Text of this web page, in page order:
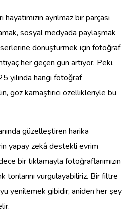
ayrılmaz bir parçası
sosyal medyada paylaşmak
dönüştürmek için fotoğraf
her geçen gün artıyor. Peki,
yılında hangi fotoğraf
göz kamaştırıcı özellikleriyle bu
güzelleştiren harika
yapay zekâ destekli evrim
bir tıklamayla fotoğraflarımızın
tonlarını vurgulayabiliriz. Bir filtre
yenilemek gibidir; aniden her şey